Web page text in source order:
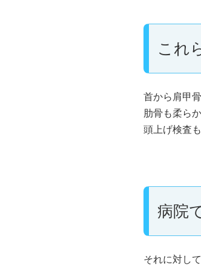
これ
首から肩甲
肋骨も柔ら
頭上げ検査
病院
それに対し